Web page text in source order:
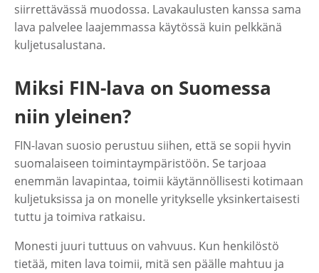
siirrettävässä muodossa. Lavakaulusten kanssa sama
lava palvelee laajemmassa käytössä kuin pelkkänä
kuljetusalustana.
Miksi FIN-lava on Suomessa
niin yleinen?
FIN-lavan suosio perustuu siihen, että se sopii hyvin
suomalaiseen toimintaympäristöön. Se tarjoaa
enemmän lavapintaa, toimii käytännöllisesti kotimaan
kuljetuksissa ja on monelle yritykselle yksinkertaisesti
tuttu ja toimiva ratkaisu.
Monesti juuri tuttuus on vahvuus. Kun henkilöstö
tietää, miten lava toimii, mitä sen päälle mahtuu ja